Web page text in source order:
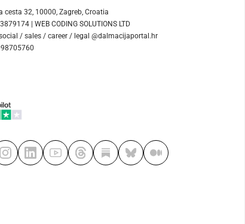
cesta 32, 10000, Zagreb, Croatia
| WEB CODING SOLUTIONS LTD
/ sales / career / legal @dalmacijaportal.hr